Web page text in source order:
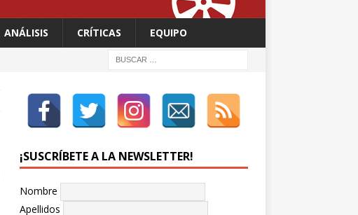
ANÁLISIS CRÍTICAS EQUIPO
¡SUSCRÍBETE A LA NEWSLETTER!
Nombre
Apellidos